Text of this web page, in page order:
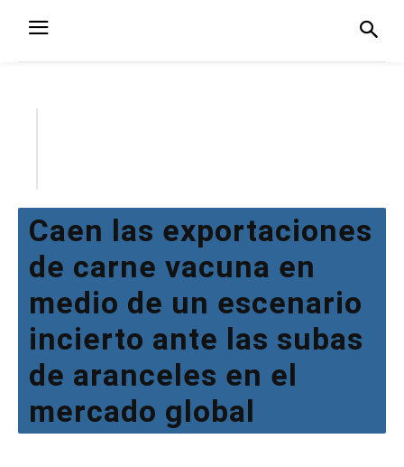
Caen las exportaciones
de carne vacuna en
medio de un escenario
incierto ante las subas
de aranceles en el
mercado global